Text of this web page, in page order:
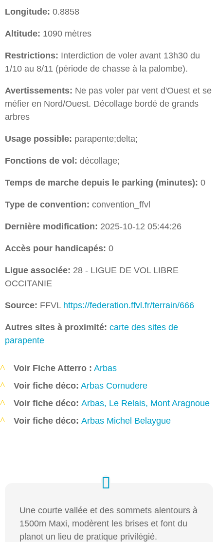
Longitude: 0.8858
Altitude: 1090 mètres
Restrictions: Interdiction de voler avant 13h30 du
1/10 au 8/11 (période de chasse à la palombe).
Avertissements: Ne pas voler par vent d'Ouest et se
méfier en Nord/Ouest. Décollage bordé de grands
arbres
Usage possible: parapente;delta;
Fonctions de vol: décollage;
Temps de marche depuis le parking (minutes): 0
Type de convention: convention_ffvl
Dernière modification: 2025-10-12 05:44:26
Accès pour handicapés: 0
Ligue associée: 28 - LIGUE DE VOL LIBRE
OCCITANIE
Source: FFVL https://federation.ffvl.fr/terrain/666
Autres sites à proximité: carte des sites de
parapente
Voir Fiche Atterro : Arbas
Voir fiche déco: Arbas Cornudere
Voir fiche déco: Arbas, Le Relais, Mont Aragnoue
Voir fiche déco: Arbas Michel Belaygue
Une courte vallée et des sommets alentours à
1500m Maxi, modèrent les brises et font du
planot un lieu de pratique privilégié.